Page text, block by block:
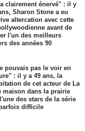
clairement énervé" : il y
Sharon Stone a eu
altercation avec cette
avant de
l'un des meilleurs
des années 90
pouvais pas le voir en
: il y a 49 ans, la
de cet acteur de La
maison dans la prairie
des stars de la série
difficile